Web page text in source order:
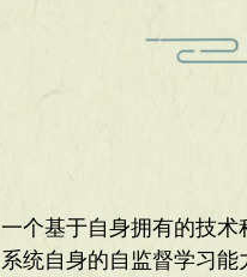
一个基于自身拥有的技术
系统自身的自监督学习